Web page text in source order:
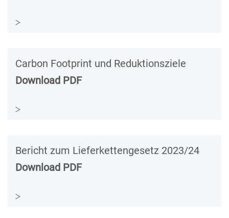
Carbon Footprint und Reduktionsziele
Download PDF
Bericht zum Lieferkettengesetz 2023/24
Download PDF